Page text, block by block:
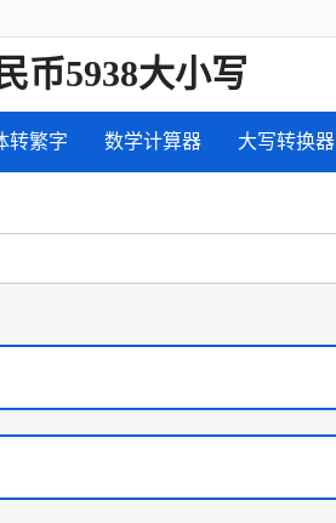
币5938大小写
转繁字 数学计算器 大写转换器